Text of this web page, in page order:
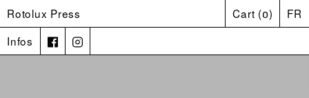
Rotolux Press
Infos
Cart (0) FR